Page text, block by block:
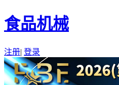
食品机械
注册| 登录